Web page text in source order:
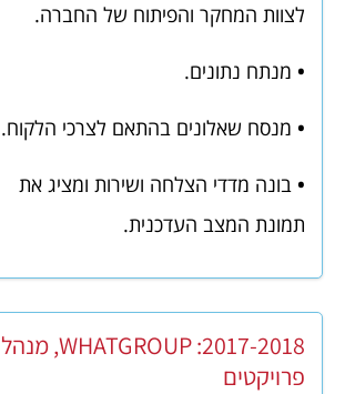
לצוות המחקר והפיתוח של החברה.
• מנתח נתונים.
• מנסח שאלונים בהתאם לצרכי הלקוח.
• בונה מדדי הצלחה ושירות ומציג את
תמונת המצב העדכנית.
2017-2018: WHATGROUP, מנהל
פרויקטים